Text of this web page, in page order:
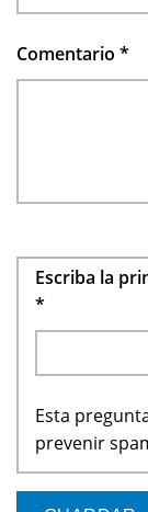
Comentario *
Escriba la
*
Esta
prevenir